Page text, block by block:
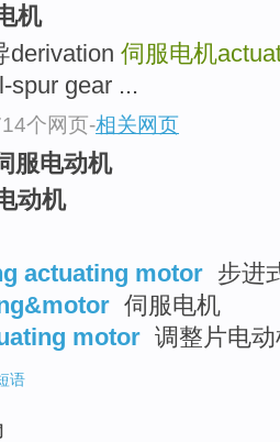
机
derivation 伺服电机
spur gear ...
个网页-相关网页
服电动机
动机
actuating motor 步进
伺服电机
motor 调整片电
语